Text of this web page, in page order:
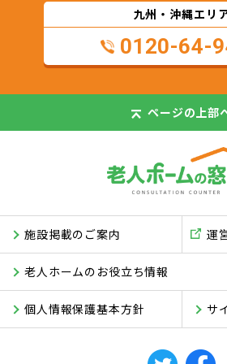
九州・沖縄エリ
0120-64-
ページの上部
施設掲載のご案内
老人ホームのお役立ち情報
サ
運
個人情報保護基本方針